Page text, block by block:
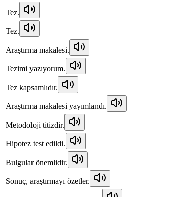
Tez.
Tez.
Araştırma makalesi.
Tezimi yazıyorum.
Tez kapsamlıdır.
Araştırma makalesi yayımlandı.
Metodoloji titizdir.
Hipotez test edildi.
Bulgular önemlidir.
Sonuç, araştırmayı özetler.